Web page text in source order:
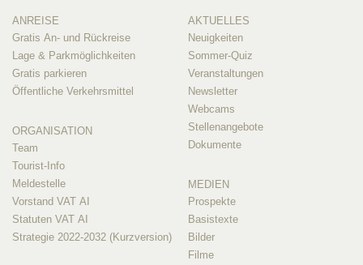
ANREISE
Gratis An- und Rückreise
Lage & Parkmöglichkeiten
Gratis parkieren
Öffentliche Verkehrsmittel
ORGANISATION
Team
Tourist-Info
Meldestelle
Vorstand VAT AI
Statuten VAT AI
Strategie 2022-2032 (Kurzversion)
AKTUELLES
Neuigkeiten
Sommer-Quiz
Veranstaltungen
Newsletter
Webcams
Stellenangebote
Dokumente
MEDIEN
Prospekte
Basistexte
Bilder
Filme